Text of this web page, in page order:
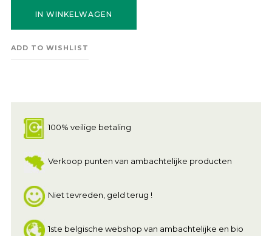
IN WINKELWAGEN
ADD TO WISHLIST
100% veilige betaling
Verkoop punten van ambachtelijke producten
Niet tevreden, geld terug !
1ste belgische webshop van ambachtelijke en bio